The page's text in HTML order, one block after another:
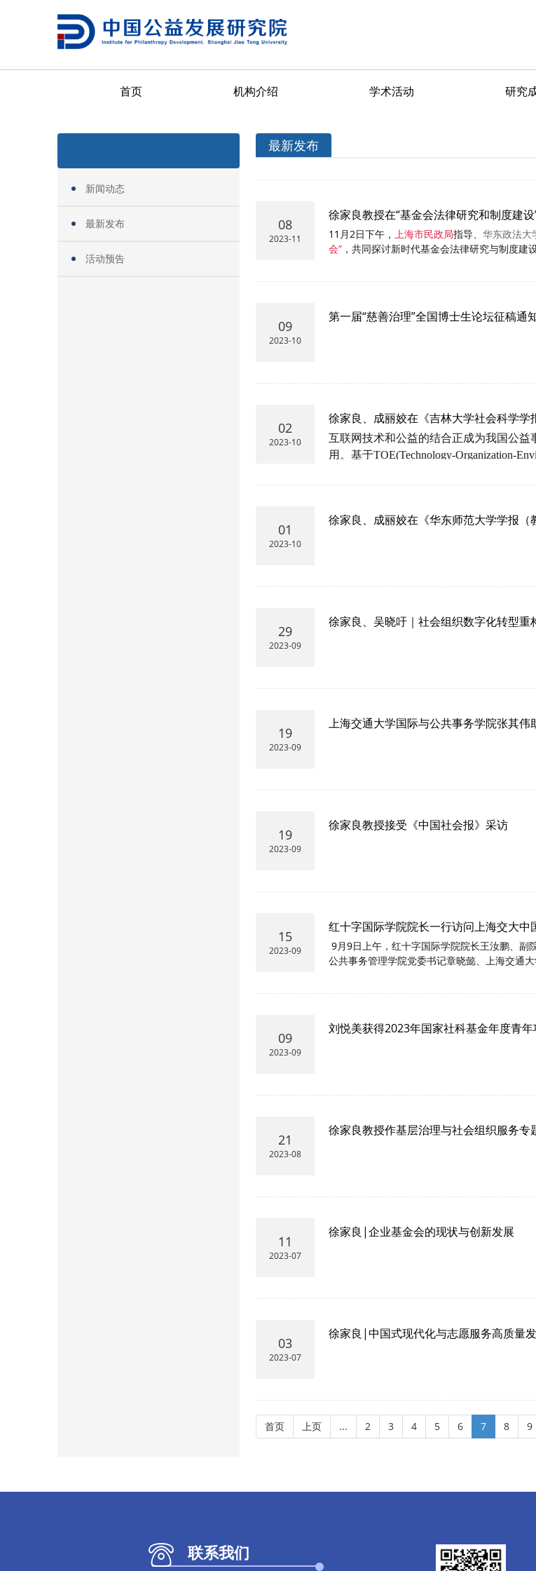
首页 机构介绍 学术活动 研究
新闻动态
最新发布
活动预告
最新发布
08
2023-11
徐家良教授在“基金会法律研究和制度建
11月2日下午，上海市民政局指导、华东政法大
会” ，共同探讨新时代基金会法律研究与制度建
09
2023-10
第一届“慈善治理”全国博士生论坛征稿通
02
2023-10
徐家良、成丽姣在《吉林大学社会科学
动因素》
互联网技术和公益的结合正成为我国公益
用。基于TOE(Technology-Organization-
塑了社会组织的业务流程和战略体系,推动
之的行动逻辑,即“价值为本,技术为用”。
01
2023-10
徐家良、成丽姣在《华东师范大学学报（
29
2023-09
徐家良、吴晓吁｜社会组织数字化转型
19
2023-09
上海交通大学国际与公共事务学院张其
19
2023-09
徐家良教授接受《中国社会报》采访
15
2023-09
红十字国际学院院长一行访问上海交大中
9月9日上午，红十字国际学院院长王汝鹏、副
公共事务管理学院党委书记章晓懿、上海交通
09
2023-09
刘悦美获得2023年国家社科基金年度青
21
2023-08
徐家良教授作基层治理与社会组织服务专
11
2023-07
徐家良|企业基金会的现状与创新发展
03
2023-07
徐家良|中国式现代化与志愿服务高质量
首页 上页 ... 2 3 4 5 6 7 8 9
联系我们